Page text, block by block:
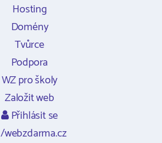
Hosting
Domény
Tvůrce
Podpora
WZ pro školy
Založit web
Přihlásit se
/webzdarma.cz